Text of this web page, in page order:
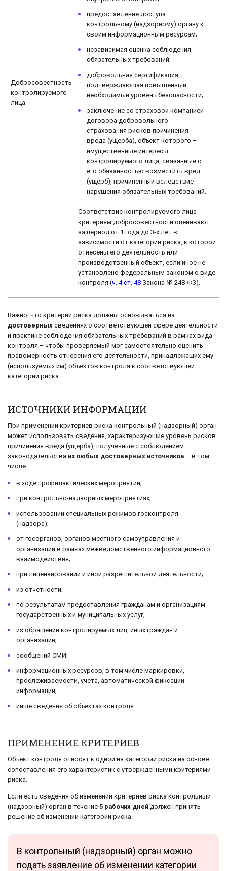
Добросовестность
контролируемого
лица
предоставление доступа
контрольному (надзорному) органу к
своим информационным ресурсам;
независимая оценка соблюдения
обязательных требований;
добровольная сертификация,
подтверждающая повышенный
необходимый уровень безопасности;
заключение со страховой компанией
договора добровольного
страхования рисков причинения
вреда (ущерба), объект которого –
имущественные интересы
контролируемого лица, связанные с
его обязанностью возместить вред
(ущерб), причиненный вследствие
нарушения обязательных требований.
Соответствие контролируемого лица
критериям добросовестности оценивают
за период от 1 года до 3-х лет в
зависимости от категории риска, к которой
отнесены его деятельность или
производственный объект, если иное не
установлено федеральным законом о виде
контроля (ч. 4 ст. 48 Закона № 248-ФЗ).
Важно, что критерии риска должны основываться на
достоверных сведениях о соответствующей сфере деятельности
и практике соблюдения обязательных требований в рамках вида
контроля – чтобы проверяемый мог самостоятельно оценить
правомерность отнесения его деятельности, принадлежащих ему
(используемых им) объектов контроля к соответствующей
категории риска.
ИСТОЧНИКИ ИНФОРМАЦИИ
При применении критериев риска контрольный (надзорный) орган
может использовать сведения, характеризующие уровень рисков
причинения вреда (ущерба), полученные с соблюдением
законодательства из любых достоверных источников – в том
числе:
в ходе профилактических мероприятий;
при контрольно-надзорных мероприятиях;
использовании специальных режимов госконтроля
(надзора);
от госорганов, органов местного самоуправления и
организаций в рамках межведомственного информационного
взаимодействия;
при лицензировании и иной разрешительной деятельности;
из отчетности;
по результатам предоставления гражданам и организациям
государственных и муниципальных услуг;
из обращений контролируемых лиц, иных граждан и
организаций;
сообщений СМИ;
информационных ресурсов, в том числе маркировки,
прослеживаемости, учета, автоматической фиксации
информации;
иные сведения об объектах контроля.
ПРИМЕНЕНИЕ КРИТЕРИЕВ
Объект контроля относят к одной из категорий риска на основе
сопоставления его характеристик с утвержденными критериями
риска.
Если есть сведения об изменении критериев риска контрольный
(надзорный) орган в течение 5 рабочих дней должен принять
решение об изменении категории риска.
В контрольный (надзорный) орган можно
подать заявление об изменении категории